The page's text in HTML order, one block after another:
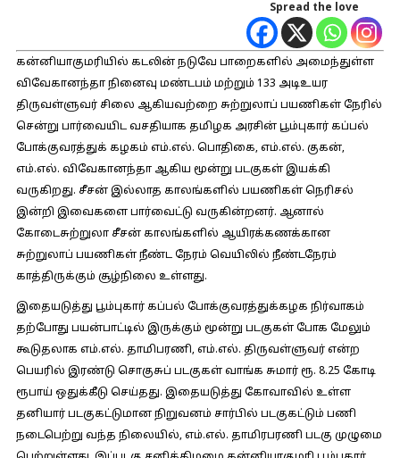
Spread the love
கன்னியாகுமரியில் கடலின் நடுவே பாறைகளில் அமைந்துள்ள
விவேகானந்தா நினைவு மண்டபம் மற்றும் 133 அடிஉயர
திருவள்ளுவர் சிலை ஆகியவற்றை சுற்றுலாப் பயணிகள் நேரில்
சென்று பார்வையிட வசதியாக தமிழக அரசின் பூம்புகார் கப்பல்
போக்குவரத்துக் கழகம் எம்.எல். பொதிகை, எம்.எல். குகன்,
எம்.எல். விவேகானந்தா ஆகிய மூன்று படகுகள் இயக்கி
வருகிறது. சீசன் இல்லாத காலங்களில் பயணிகள் நெரிசல்
இன்றி இவைகளை பார்வைட்டு வருகின்றனர். ஆனால்
கோடைசுற்றுலா சீசன் காலங்களில் ஆயிரக்கணக்கான
சுற்றுலாப் பயணிகள் நீண்ட நேரம் வெயிலில் நீண்டநேரம்
காத்திருக்கும் சூழ்நிலை உள்ளது.
இதையடுத்து பூம்புகார் கப்பல் போக்குவரத்துக்கழக நிர்வாகம்
தற்போது பயன்பாட்டில் இருக்கும் மூன்று படகுகள் போக மேலும்
கூடுதலாக எம்.எல். தாமிபரணி, எம்.எல். திருவள்ளுவர் என்ற
பெயரில் இரண்டு சொகுசுப் படகுகள் வாங்க சுமார் ரூ. 8.25 கோடி
ரூபாய் ஒதுக்கீடு செய்தது. இதையடுத்து கோவாவில் உள்ள
தனியார் படகுகட்டுமான நிறுவனம் சார்பில் படகுகட்டும் பணி
நடைபெற்று வந்த நிலையில், எம்.எல். தாமிரபரணி படகு முழுமை